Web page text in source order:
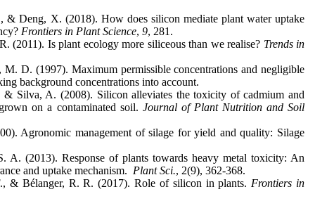
& Deng, X. (2018). How does silicon mediate plant water uptake
Frontiers in Plant Science, 9, 281.
(2011). Is plant ecology more siliceous than we realise? Trends in
D. (1997). Maximum permissible concentrations and negligible
background concentrations into account.
& Silva, A. (2008). Silicon alleviates the toxicity of cadmium and
on a contaminated soil. Journal of Plant Nutrition and Soil
Agronomic management of silage for yield and quality: Silage
(2013). Response of plants towards heavy metal toxicity: An
and uptake mechanism. Plant Sci., 2(9), 362-368.
& Bélanger, R. R. (2017). Role of silicon in plants. Frontiers in